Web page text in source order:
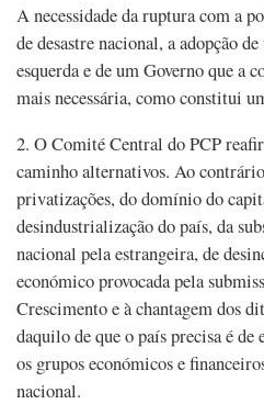
A necessidade da ruptura com a
de desastre nacional, a adopção
esquerda e de um Governo que a
mais necessária, como constitui
2. O Comité Central do PCP
caminho alternativos. Ao
privatizações, do domínio do
desindustrialização do país, da
nacional pela estrangeira, de
económico provocada pela
Crescimento e à chantagem dos
daquilo de que o país precisa é
os grupos económicos e
nacional.